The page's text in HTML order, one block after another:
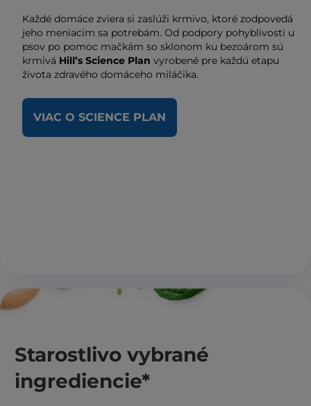
Každé domáce zviera si zaslúži krmivo, ktoré zodpovedá
jeho meniacim sa potrebám. Od podpory pohyblivosti u
psov po pomoc mačkám so sklonom ku bezoárom sú
krmivá Hill’s Science Plan vyrobené pre každú etapu
života zdravého domáceho miláčika.
VIAC O SCIENCE PLAN
Starostlivo vybrané
ingrediencie*